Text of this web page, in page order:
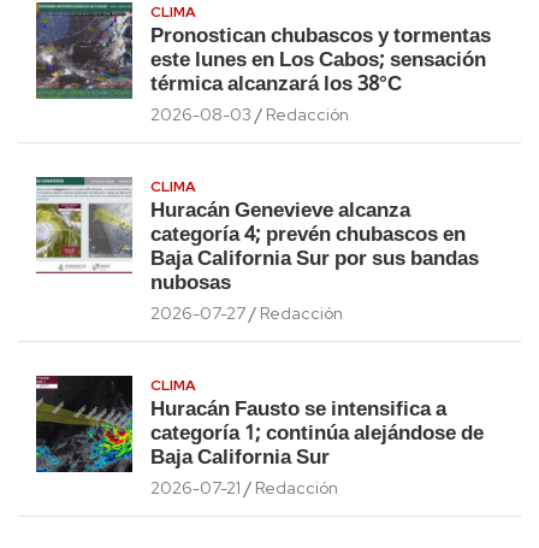
CLIMA
Pronostican chubascos y tormentas
este lunes en Los Cabos; sensación
térmica alcanzará los 38°C
2026-08-03 Redacción
CLIMA
Huracán Genevieve alcanza
categoría 4; prevén chubascos en
Baja California Sur por sus bandas
nubosas
2026-07-27 Redacción
CLIMA
Huracán Fausto se intensifica a
categoría 1; continúa alejándose de
Baja California Sur
2026-07-21 Redacción